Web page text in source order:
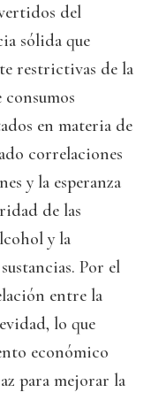
del
sólida que
restrictivas de la
en materia de
correlaciones
y la esperanza
de las
y la
Por el
entre la
lo que
económico
para mejorar la